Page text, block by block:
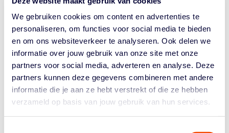
We gebruiken cookies om content en advertenties te
personaliseren, om functies voor social media te bieden
en om ons websiteverkeer te analyseren. Ook delen we
informatie over jouw gebruik van onze site met onze
partners voor social media, adverteren en analyse. Deze
partners kunnen deze gegevens combineren met andere
informatie die je aan ze hebt verstrekt of die ze hebben
verzameld op basis van jouw gebruik van hun services.
Topsport? Klik op “Wachtwoord aanvragen”.
NBB-nummer